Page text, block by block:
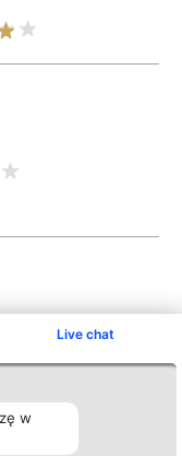
Live chat
w
Kontakt